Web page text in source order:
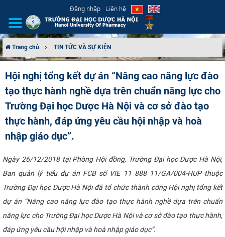
Đăng nhập Liên hệ
CƠ CẤU TỔ CHỨC
TUYỂN SINH
ĐÀO TẠO
ĐẢM BẢO CHẤT LƯỢNG
KHOA HỌC CÔNG NGHỆ
HTQT
Trang chủ TIN TỨC VÀ SỰ KIỆN
Hội nghị tổng kết dự án “Nâng cao năng lực đào
tạo thực hành nghề dựa trên chuẩn năng lực cho
Trường Đại học Dược Hà Nội và cơ sở đào tạo
thực hành, đáp ứng yêu cầu hội nhập và hoà
nhập giáo dục”.
Ngày 26/12/2018 tại Phòng Hội đồng, Trường Đại học Dược Hà Nội,
Ban quản lý tiểu dự án FCB số VIE 11 888 11/GA/004-HUP thuộc
Trường Đại học Dược Hà Nội đã tổ chức thành công Hội nghị tổng kết
dự án “Nâng cao năng lực đào tạo thực hành nghề dựa trên chuẩn
năng lực cho Trường Đại học Dược Hà Nội và cơ sở đào tạo thực hành,
đáp ứng yêu cầu hội nhập và hoà nhập giáo dục”.​